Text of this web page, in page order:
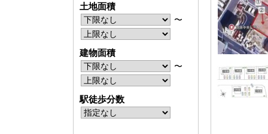
土地面積
〜
建物面積
〜
駅徒歩分数
物件検索
新築一戸建
エリアから探す
路線から探す
中古一戸建
エリアから
路線から探